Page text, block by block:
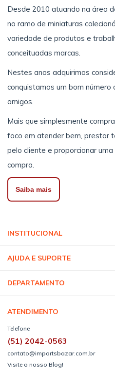
Desde 2010 atuando na área
no ramo de miniaturas
variedade de produtos e
conceituadas marcas.
Nestes anos adquirimos
conquistamos um bom número
amigos.
Mais que simplesmente
foco em atender bem, prestar
pelo cliente e proporcionar
compra.
Saiba mais
INSTITUCIONAL
AJUDA E SUPORTE
DEPARTAMENTO
ATENDIMENTO
Telefone
(51) 2042-0563
contato@importsbazar.com.br
Visite o nosso Blog!